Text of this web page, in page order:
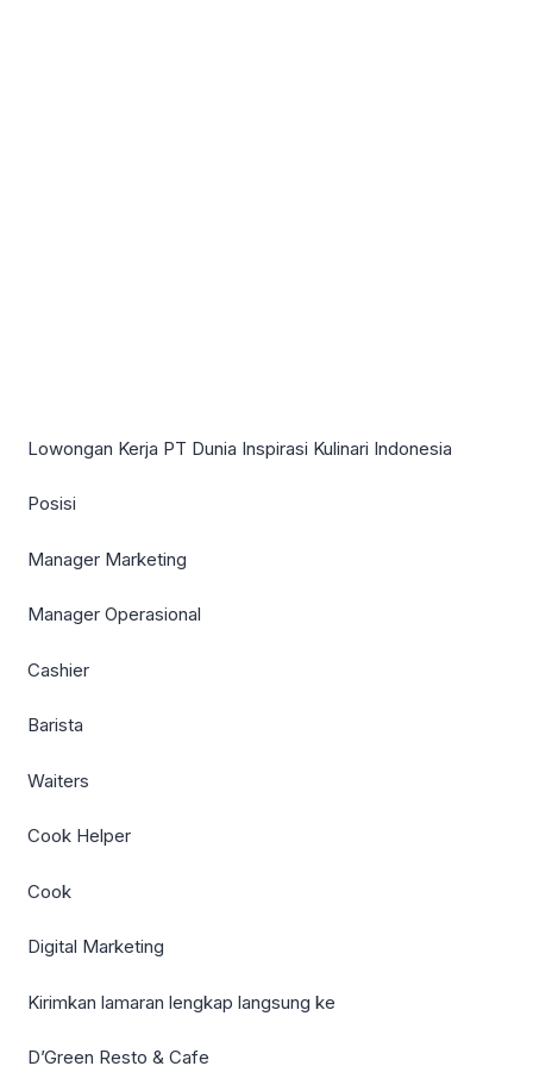
Lowongan Kerja PT Dunia Inspirasi Kulinari Indonesia
Posisi
Manager Marketing
Manager Operasional
Cashier
Barista
Waiters
Cook Helper
Cook
Digital Marketing
Kirimkan lamaran lengkap langsung ke
D’Green Resto & Cafe